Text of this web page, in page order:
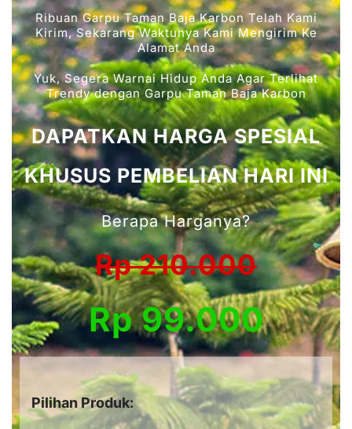
Ribuan Garpu Taman Baja Karbon Telah Kami
Kirim, Sekarang Waktunya Kami Mengirim Ke
Alamat Anda
Yuk, Segera Warnai Hidup Anda Agar Terlihat
Trendy dengan Garpu Taman Baja Karbon
DAPATKAN HARGA SPESIAL
KHUSUS PEMBELIAN HARI INI
Berapa Harganya?
Rp 210.000
Rp 99.000
Pilihan Produk: